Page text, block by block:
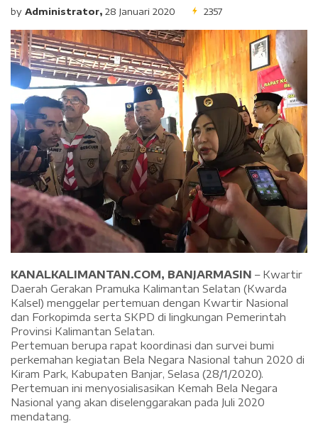
by Administrator, 28 Januari 2020 2357
KANALKALIMANTAN.COM, BANJARMASIN – Kwartir
Daerah Gerakan Pramuka Kalimantan Selatan (Kwarda
Kalsel) menggelar pertemuan dengan Kwartir Nasional
dan Forkopimda serta SKPD di lingkungan Pemerintah
Provinsi Kalimantan Selatan.
Pertemuan berupa rapat koordinasi dan survei bumi
perkemahan kegiatan Bela Negara Nasional tahun 2020 di
Kiram Park, Kabupaten Banjar, Selasa (28/1/2020).
Pertemuan ini menyosialisasikan Kemah Bela Negara
Nasional yang akan diselenggarakan pada Juli 2020
mendatang.